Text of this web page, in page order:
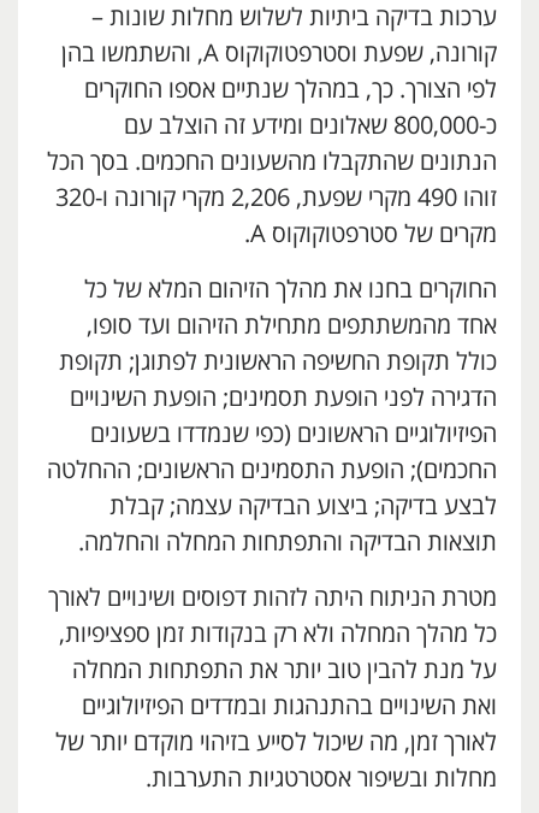
ערכות בדיקה ביתיות לשלוש מחלות שונות –
קורונה, שפעת וסטרפטוקוקוס A, והשתמשו בהן
לפי הצורך. כך, במהלך שנתיים אספו החוקרים
כ-800,000 שאלונים ומידע זה הוצלב עם
הנתונים שהתקבלו מהשעונים החכמים. בסך הכל
זוהו 490 מקרי שפעת, 2,206 מקרי קורונה ו-320
מקרים של סטרפטוקוקוס A.
החוקרים בחנו את מהלך הזיהום המלא של כל
אחד מהמשתתפים מתחילת הזיהום ועד סופו,
כולל תקופת החשיפה הראשונית לפתוגן; תקופת
הדגירה לפני הופעת תסמינים; הופעת השינויים
הפיזיולוגיים הראשונים (כפי שנמדדו בשעונים
החכמים); הופעת התסמינים הראשונים; ההחלטה
לבצע בדיקה; ביצוע הבדיקה עצמה; קבלת
תוצאות הבדיקה והתפתחות המחלה והחלמה.
מטרת הניתוח היתה לזהות דפוסים ושינויים לאורך
כל מהלך המחלה ולא רק בנקודות זמן ספציפיות,
על מנת להבין טוב יותר את התפתחות המחלה
ואת השינויים בהתנהגות ובמדדים הפיזיולוגיים
לאורך זמן, מה שיכול לסייע בזיהוי מוקדם יותר של
מחלות ובשיפור אסטרטגיות התערבות.